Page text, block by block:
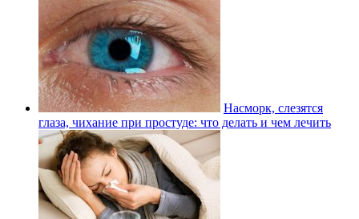
Насморк, слезятся
глаза, чихание при простуде: что делать и чем лечить